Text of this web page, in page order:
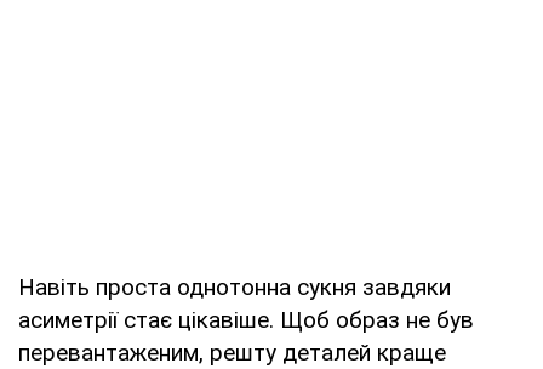
Навіть проста однотонна сукня завдяки
асиметрії стає цікавіше. Щоб образ не був
перевантаженим, решту деталей краще